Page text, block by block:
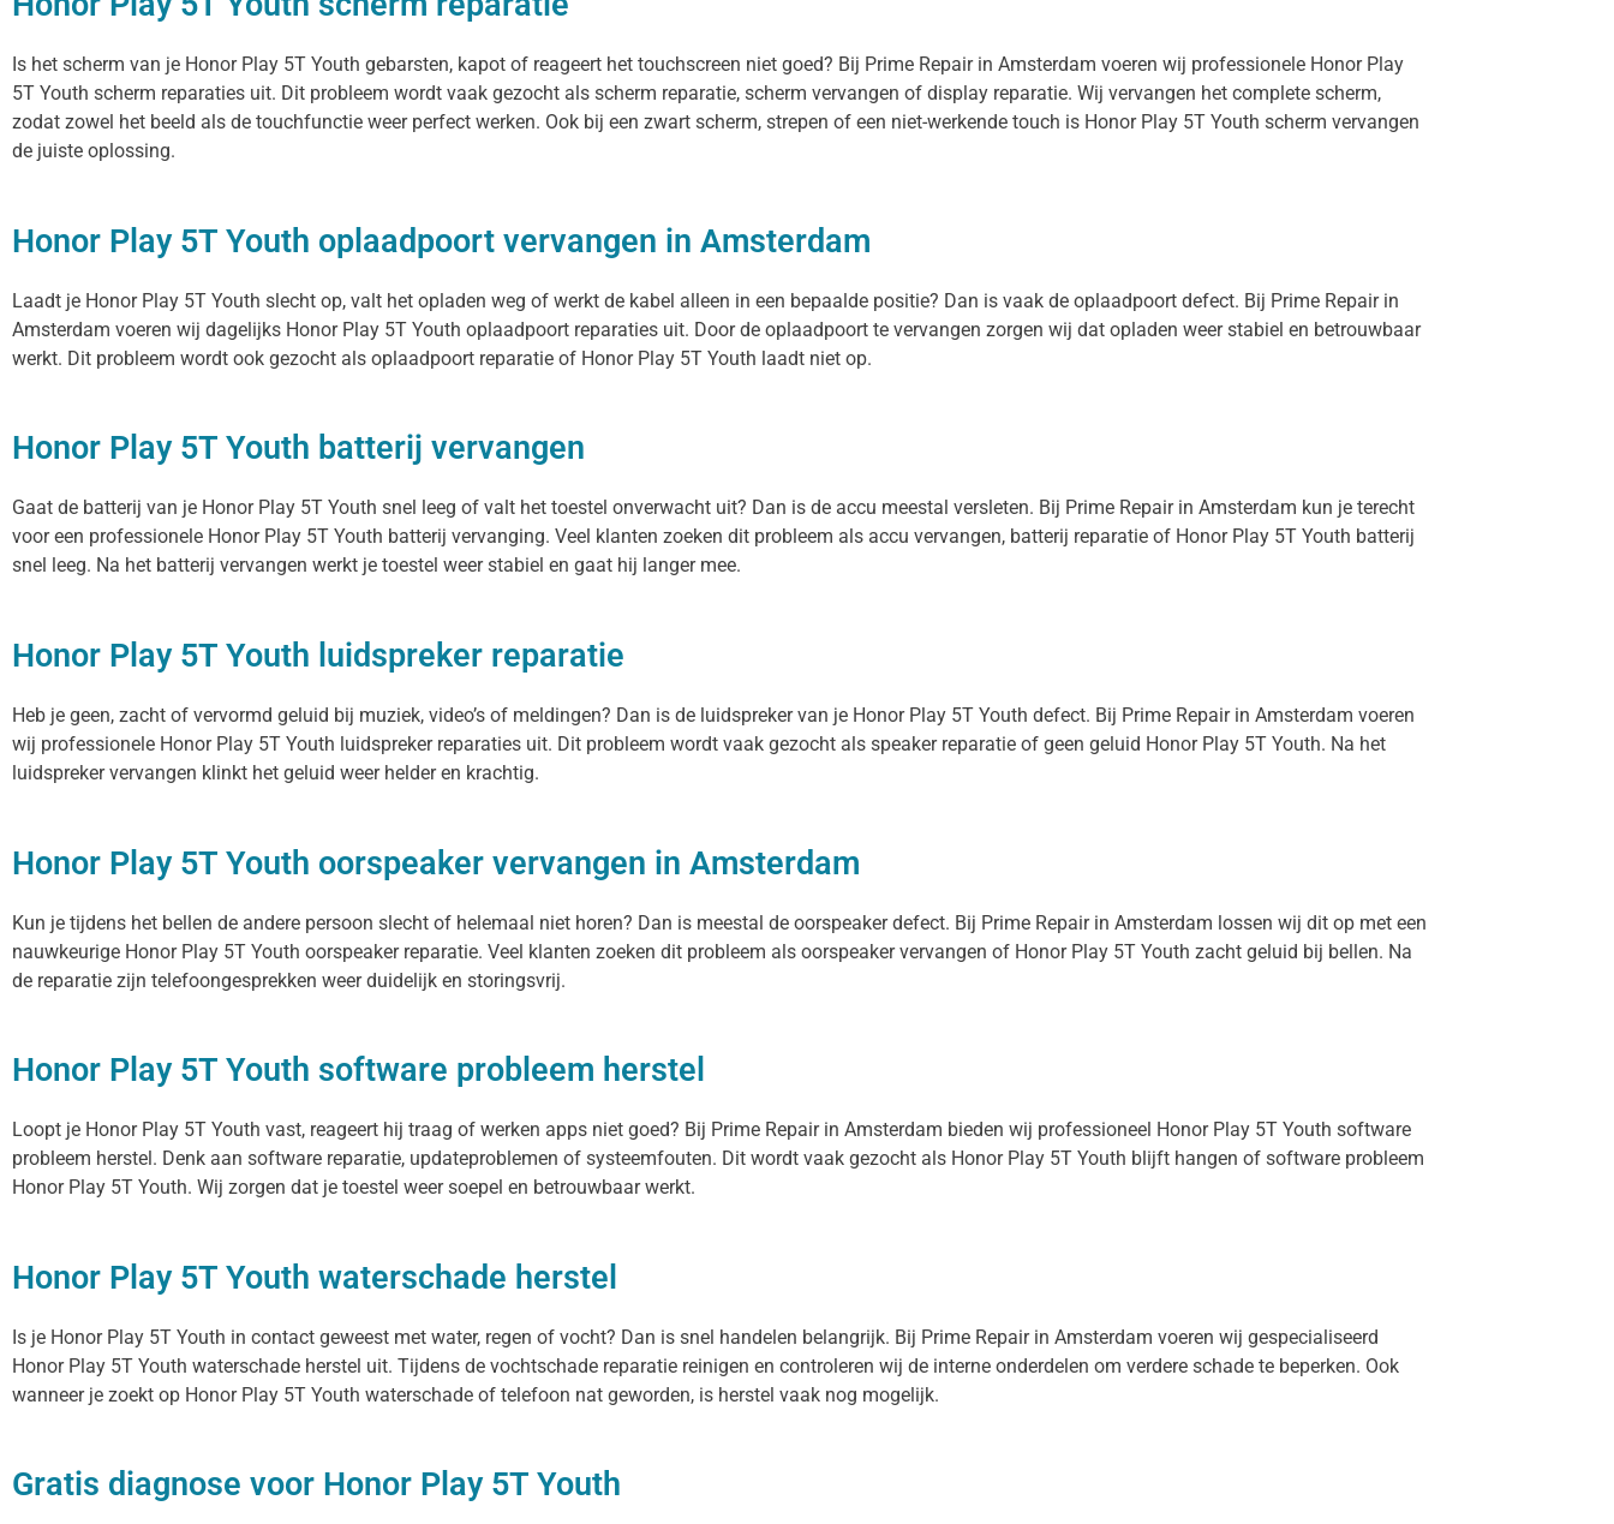
Is het scherm van je Honor Play 5T Youth gebarsten, kapot of reageert het touchscreen niet goed? Bij Prime Repair in Amsterdam voeren wij professionele Honor Play
5T Youth scherm reparaties uit. Dit probleem wordt vaak gezocht als scherm reparatie, scherm vervangen of display reparatie. Wij vervangen het complete scherm,
zodat zowel het beeld als de touchfunctie weer perfect werken. Ook bij een zwart scherm, strepen of een niet-werkende touch is Honor Play 5T Youth scherm vervangen
de juiste oplossing.
Honor Play 5T Youth oplaadpoort vervangen in Amsterdam
Laadt je Honor Play 5T Youth slecht op, valt het opladen weg of werkt de kabel alleen in een bepaalde positie? Dan is vaak de oplaadpoort defect. Bij Prime Repair in
Amsterdam voeren wij dagelijks Honor Play 5T Youth oplaadpoort reparaties uit. Door de oplaadpoort te vervangen zorgen wij dat opladen weer stabiel en betrouwbaar
werkt. Dit probleem wordt ook gezocht als oplaadpoort reparatie of Honor Play 5T Youth laadt niet op.
Honor Play 5T Youth batterij vervangen
Gaat de batterij van je Honor Play 5T Youth snel leeg of valt het toestel onverwacht uit? Dan is de accu meestal versleten. Bij Prime Repair in Amsterdam kun je terecht
voor een professionele Honor Play 5T Youth batterij vervanging. Veel klanten zoeken dit probleem als accu vervangen, batterij reparatie of Honor Play 5T Youth batterij
snel leeg. Na het batterij vervangen werkt je toestel weer stabiel en gaat hij langer mee.
Honor Play 5T Youth luidspreker reparatie
Heb je geen, zacht of vervormd geluid bij muziek, video’s of meldingen? Dan is de luidspreker van je Honor Play 5T Youth defect. Bij Prime Repair in Amsterdam voeren
wij professionele Honor Play 5T Youth luidspreker reparaties uit. Dit probleem wordt vaak gezocht als speaker reparatie of geen geluid Honor Play 5T Youth. Na het
luidspreker vervangen klinkt het geluid weer helder en krachtig.
Honor Play 5T Youth oorspeaker vervangen in Amsterdam
Kun je tijdens het bellen de andere persoon slecht of helemaal niet horen? Dan is meestal de oorspeaker defect. Bij Prime Repair in Amsterdam lossen wij dit op met een
nauwkeurige Honor Play 5T Youth oorspeaker reparatie. Veel klanten zoeken dit probleem als oorspeaker vervangen of Honor Play 5T Youth zacht geluid bij bellen. Na
de reparatie zijn telefoongesprekken weer duidelijk en storingsvrij.
Honor Play 5T Youth software probleem herstel
Loopt je Honor Play 5T Youth vast, reageert hij traag of werken apps niet goed? Bij Prime Repair in Amsterdam bieden wij professioneel Honor Play 5T Youth software
probleem herstel. Denk aan software reparatie, updateproblemen of systeemfouten. Dit wordt vaak gezocht als Honor Play 5T Youth blijft hangen of software probleem
Honor Play 5T Youth. Wij zorgen dat je toestel weer soepel en betrouwbaar werkt.
Honor Play 5T Youth waterschade herstel
Is je Honor Play 5T Youth in contact geweest met water, regen of vocht? Dan is snel handelen belangrijk. Bij Prime Repair in Amsterdam voeren wij gespecialiseerd
Honor Play 5T Youth waterschade herstel uit. Tijdens de vochtschade reparatie reinigen en controleren wij de interne onderdelen om verdere schade te beperken. Ook
wanneer je zoekt op Honor Play 5T Youth waterschade of telefoon nat geworden, is herstel vaak nog mogelijk.
Gratis diagnose voor Honor Play 5T Youth